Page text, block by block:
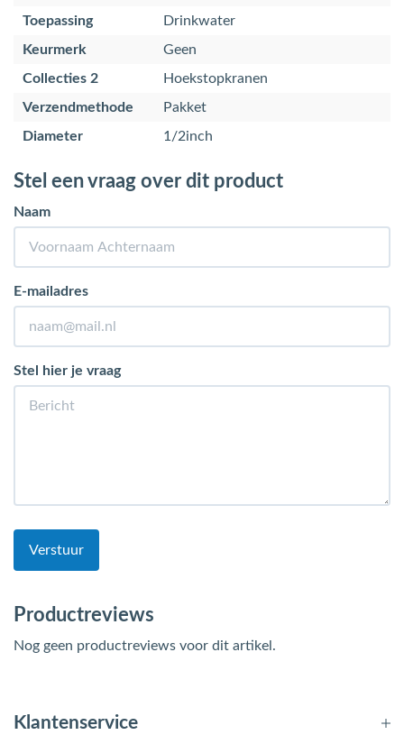
Toepassing
Drinkwater
Keurmerk
Geen
Collecties 2
Hoekstopkranen
Verzendmethode
Pakket
Diameter
1/2inch
Stel een vraag over dit product
Naam
E-mailadres
Stel hier je vraag
Verstuur
Productreviews
Nog geen productreviews voor dit artikel.
Klantenservice